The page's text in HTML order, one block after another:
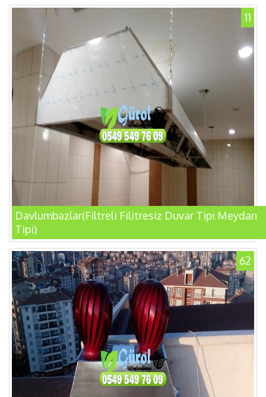
11
Davlumbazlar(Filtreli Filitresiz Duvar Tipi Meydan
Tipi)
62